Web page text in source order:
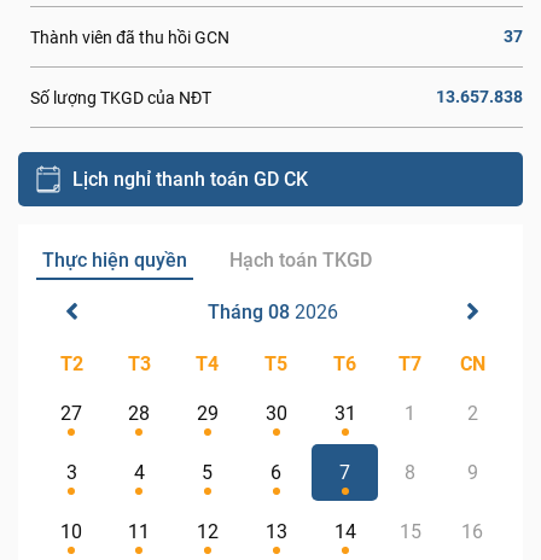
Thành viên đã thu hồi GCN 37
Số lượng TKGD của NĐT 13.657.838
Lịch nghỉ thanh toán GD CK
Thực hiện quyền Hạch toán TKGD
Tháng 08 2026
T2 T3 T4 T5 T6 T7 CN
27 28 29 30 31 1 2
3 4 5 6 7 8 9
10 11 12 13 14 15 16